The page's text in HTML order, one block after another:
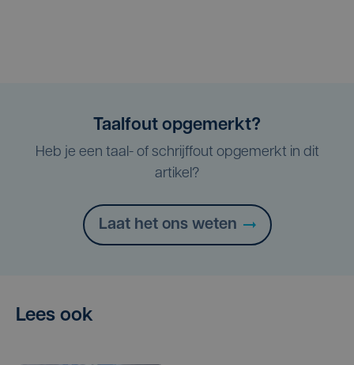
Taalfout opgemerkt?
Heb je een taal- of schrijffout opgemerkt in dit
artikel?
Laat het ons weten
Lees ook